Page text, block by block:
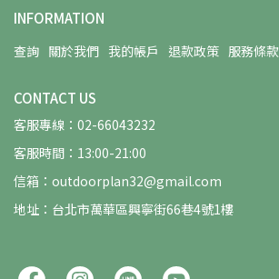
INFORMATION
查詢 關於我們 我的帳戶 退款政策 服務條款
CONTACT US
客服專線：02-66043232
客服時間：13:00-21:00
信箱：outdoorplan32@gmail.com
地址：台北市萬華區興寧街66巷4號1樓